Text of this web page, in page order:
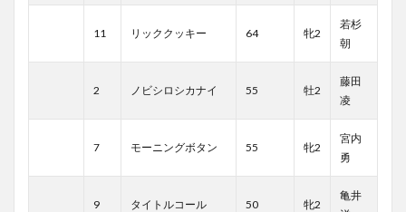
11 リッククッキー 64 牝2
若杉
朝
2 ノビシロシカナイ 55 牡2
藤田
凌
7 モーニングボタン 55 牝2
宮内
勇
9 タイトルコール 50 牝2
亀井